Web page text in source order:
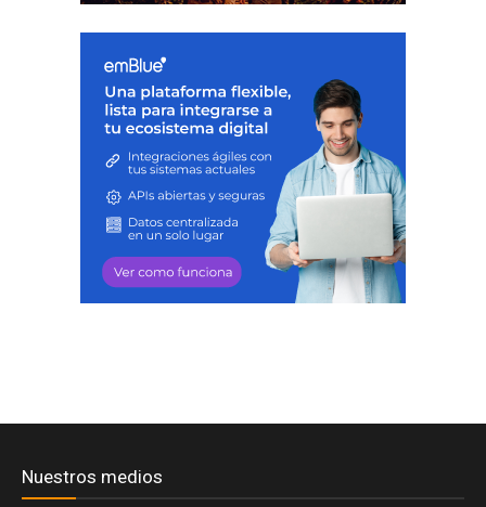
Nuestros medios